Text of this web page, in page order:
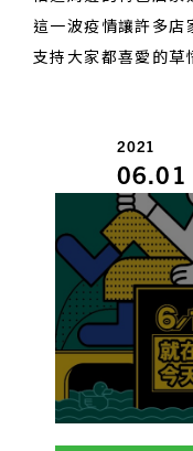
這一波疫情讓許多店
支持大家都喜愛的草
2021
06.01